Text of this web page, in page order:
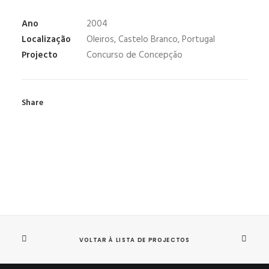
Ano
2004
Localização
Oleiros, Castelo Branco, Portugal
Projecto
Concurso de Concepção
Share
VOLTAR À LISTA DE PROJECTOS